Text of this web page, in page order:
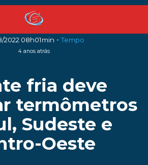
2022 08h01min -Tempo
4 anos atrás
fria deve
termômetros
Sudeste e
Oeste